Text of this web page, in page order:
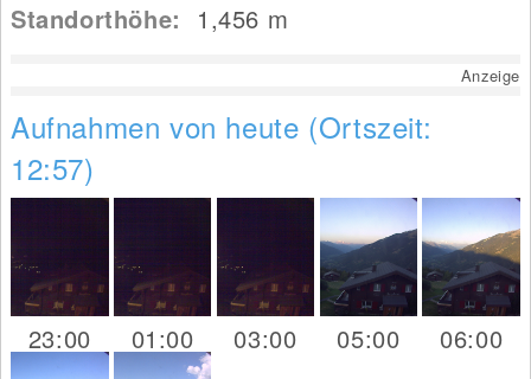
Standorthöhe: 1,456 m
Anzeige
Aufnahmen von heute (Ortszeit:
12:57)
23:00 01:00 03:00 05:00 06:00